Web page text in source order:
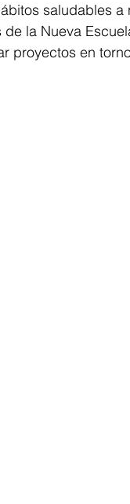
saludables
la Nueva
proyectos en